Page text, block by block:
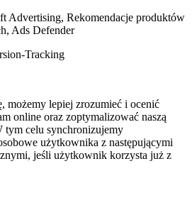
Advertising, Rekomendacje produktów
Ads Defender
Tracking
możemy lepiej zrozumieć i ocenić
online oraz zoptymalizować naszą
tym celu synchronizujemy
użytkownika z następującymi
jeśli użytkownik korzysta już z